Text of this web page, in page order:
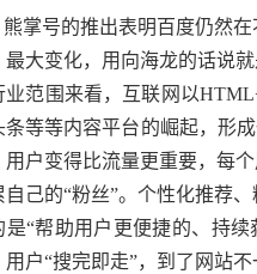
熊掌号的推出表明百度仍然
最大变化，用向海龙的话说
业范围来看，互联网以
条等等内容平台的崛起，形
用户变得比流量更重要，每
自己的“粉丝”。个性化推荐
是“帮助用户更便捷的、持
用户“搜完即走”，到了网站